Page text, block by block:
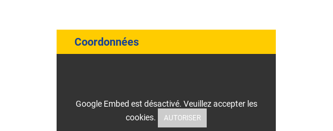
Coordonnées
Google Embed est désactivé. Veuillez accepter les
cookies.
AUTORISER